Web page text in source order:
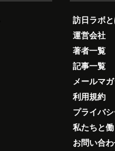
訪日ラボ
運営会社
著者一覧
記事一覧
メールマ
利用規約
プライバ
私たちと働
お問い合